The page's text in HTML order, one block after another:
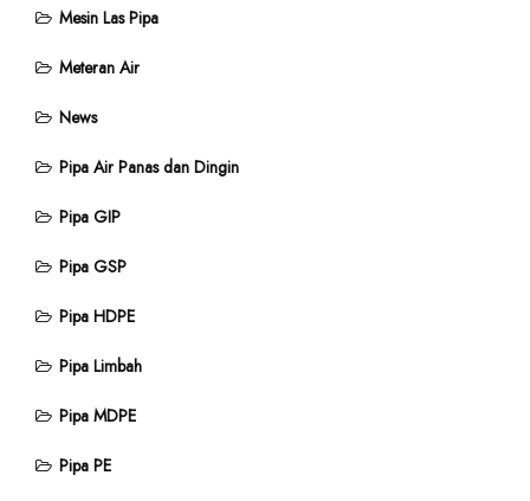
Mesin Las Pipa
Meteran Air
News
Pipa Air Panas dan Dingin
Pipa GIP
Pipa GSP
Pipa HDPE
Pipa Limbah
Pipa MDPE
Pipa PE